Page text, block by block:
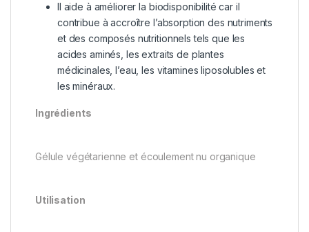
Il aide à améliorer la biodisponibilité car il
contribue à accroître l’absorption des nutriments
et des composés nutritionnels tels que les
acides aminés, les extraits de plantes
médicinales, l’eau, les vitamines liposolubles et
les minéraux.
Ingrédients
Gélule végétarienne et écoulement nu organique
Utilisation